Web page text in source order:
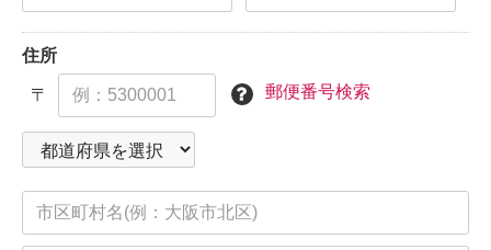
住所
〒 郵便番号検索